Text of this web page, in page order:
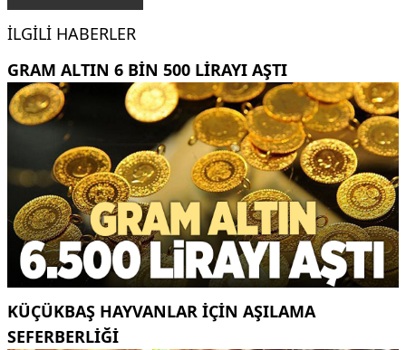
İLGILI HABERLER
GRAM ALTIN 6 BIN 500 LIRAYI AŞTI
KÜÇÜKBAŞ HAYVANLAR İÇİN AŞILAMA
SEFERBERLİĞİ